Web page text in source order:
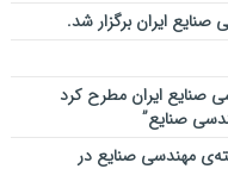
ایران برگزار شد.
صنایع ایران مطرح کرد
صنایع”
مهندسی صنایع در